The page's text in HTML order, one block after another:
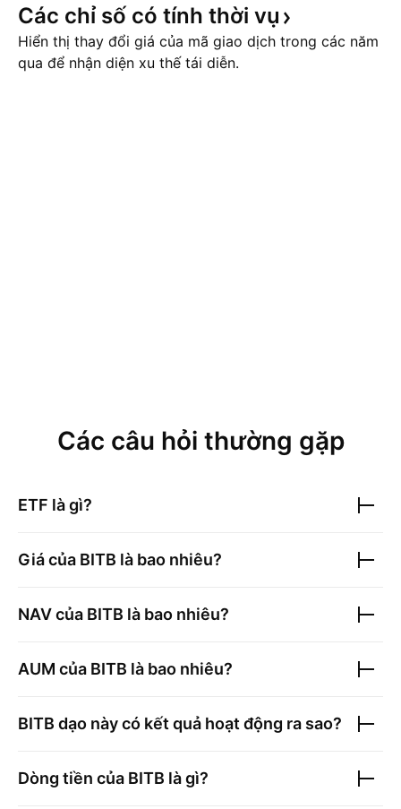
Các chỉ số có tính thời vụ
Hiển thị thay đổi giá của mã giao dịch trong các năm
qua để nhận diện xu thế tái diễn.
Các câu hỏi thường gặp
ETF là gì?
Giá của BITB là bao nhiêu?
NAV của BITB là bao nhiêu?
AUM của BITB là bao nhiêu?
BITB dạo này có kết quả hoạt động ra sao?
Dòng tiền của BITB là gì?